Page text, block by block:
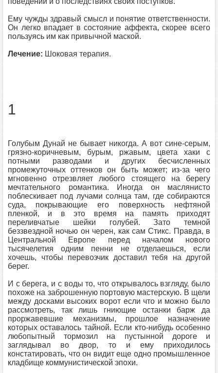
Ему чужды здравый смысл и понятие ответственности.
Он легко впадает в состояние аффекта, скорее всего
пользуясь им как привычной маской.
Лечение: Шоковая терапия.
1
Голубым Дунай не бывает никогда. А вот сине‑серым,
грязно‑коричневым, бурым, ржавым, цвета хаки с
потными разводами и других бесчисленных
промежуточных оттенков он быть может; из‑за чего
мгновенно отрезвляет любого стоящего на берегу
мечтательного романтика. Иногда он маслянисто
поблескивает под лучами солнца там, где собираются
суда, покрывающие его поверхность нефтяной
пленкой, и в это время на память приходят
переливчатые шейки голубей. Зато темной
беззвездной ночью он черен, как сам Стикс. Правда, в
Центральной Европе перед началом нового
тысячелетия одним пенни не отделаешься, если
хочешь, чтобы перевозчик доставил тебя на другой
берег.
И с берега, и с воды то, что открывалось взгляду, было
похоже на заброшенную портовую мастерскую. В щели
между досками высоких ворот если что и можно было
рассмотреть, так лишь гниющие останки барж да
проржавевшие механизмы, прошлое назначение
которых оставалось тайной. Если кто‑нибудь особенно
любопытный тормозил на пустынной дороге и
заглядывал во двор, то и ему приходилось
констатировать, что он видит еще одно промышленное
кладбище коммунистической эпохи.